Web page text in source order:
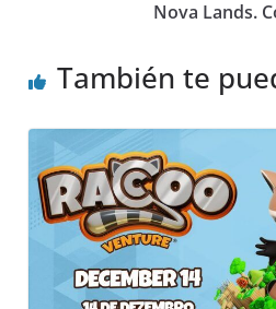
Nova Lands.
También te